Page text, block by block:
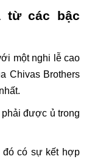
từ các bậc
một nghi lễ cao
Chivas Brothers
được ủ trong
đó có sự kết hợp